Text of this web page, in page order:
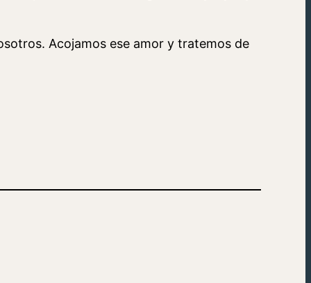
Acojamos ese amor y tratemos de